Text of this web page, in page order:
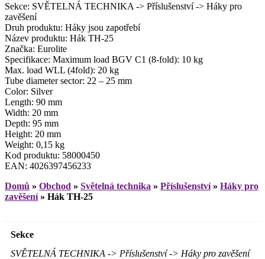
Sekce: SVĚTELNÁ TECHNIKA -> Příslušenství -> Háky pro
zavěšení
Druh produktu: Háky jsou zapotřebí
Název produktu: Hák TH-25
Značka: Eurolite
Specifikace: Maximum load BGV C1 (8-fold): 10 kg
Max. load WLL (4fold): 20 kg
Tube diameter sector: 22 – 25 mm
Color: Silver
Length: 90 mm
Width: 20 mm
Depth: 95 mm
Height: 20 mm
Weight: 0,15 kg
Kod produktu: 58000450
EAN: 4026397456233
Domů » Obchod » Světelná technika » Příslušenství» Háky pro
zavěšení» Hák TH-25
Sekce
SVĚTELNÁ TECHNIKA -> Příslušenství -> Háky pro zavěšení